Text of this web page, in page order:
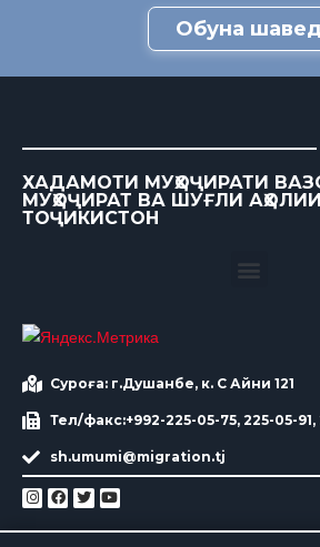
Обуна шавед
ХАДАМОТИ МУҲОҶИРАТИ
МУҲОҶИРАТ ВА ШУҒЛИ
ТОҶИКИСТОН
Суроға: г.Душанбе, к. С Айни 121
Тел/факс:+992-225-05-75, 225-05-
sh.umumi@migration.tj